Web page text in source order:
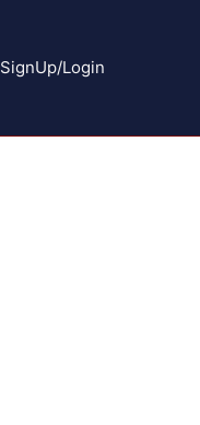
SignUp/Login